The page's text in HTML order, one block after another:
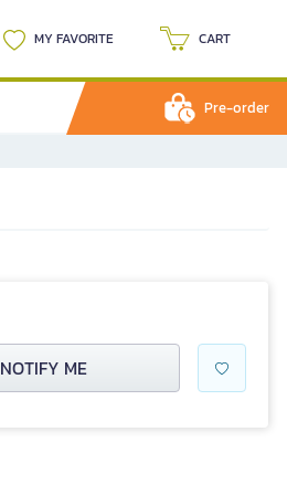
MY FAVORITE CART
Pre-order
NOTIFY ME